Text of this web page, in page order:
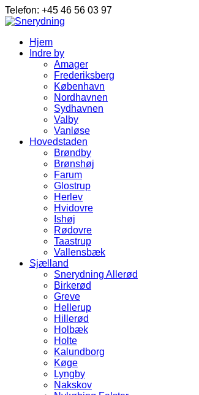
Telefon: +45 46 56 03 97
Hjem
Indre by
Amager
Frederiksberg
København
Nordhavnen
Sydhavnen
Valby
Vanløse
Hovedstaden
Brøndby
Brønshøj
Farum
Glostrup
Herlev
Hvidovre
Ishøj
Rødovre
Taastrup
Vallensbæk
Sjælland
Snerydning Allerød
Birkerød
Greve
Hellerup
Hillerød
Holbæk
Holte
Kalundborg
Køge
Lyngby
Nakskov